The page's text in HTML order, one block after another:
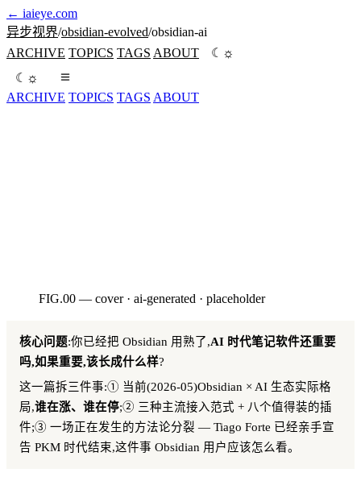
← iaieye.com
异步视界/obsidian-evolved/obsidian-ai
ARCHIVE TOPICS TAGS ABOUT ☾ ☼
☾ ☼
ARCHIVE TOPICS TAGS ABOUT
FIG.00 — cover · ai-generated · placeholder
核心问题:你已经把 Obsidian 用熟了,AI 时代笔记软件还重要
吗,如果重要,该长成什么样?
这一篇拆三件事:① 当前(2026-05)Obsidian × AI 生态实际格
局,谁在涨、谁在停;② 三种主流接入范式 + 八个值得装的插
件;③ 一场正在发生的方法论分裂 — Tiago Forte 已经亲手宣
告 PKM 时代结束,这件事 Obsidian 用户应该怎么看。